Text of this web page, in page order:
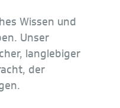
Wissen und
Unser
langlebiger
der